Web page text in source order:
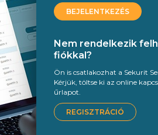
BEJELENTKEZÉS
Nem rendelkezik
fiókkal?
Ön is csatlakozhat a Sekurit
Kérjük, töltse ki az online
űrlapot.
REGISZTRÁCIÓ